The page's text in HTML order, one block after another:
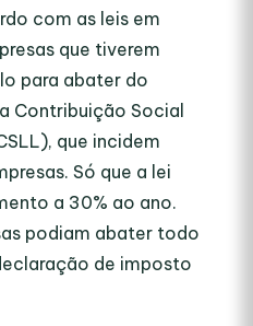
com as leis em
que tiverem
para abater do
Contribuição Social
que incidem
Só que a lei
a 30% ao ano.
podiam abater todo
de imposto